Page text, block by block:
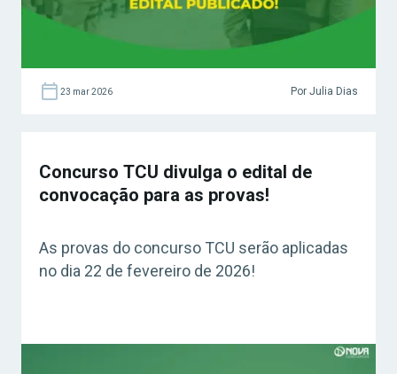
23 mar 2026 Por Julia Dias
Concurso TCU divulga o edital de
convocação para as provas!
As provas do concurso TCU serão aplicadas
no dia 22 de fevereiro de 2026!